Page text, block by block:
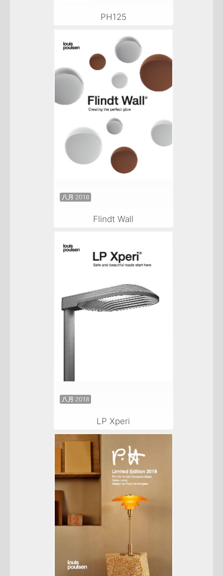
PH125
八月 2018
Flindt Wall
八月 2018
LP Xperi